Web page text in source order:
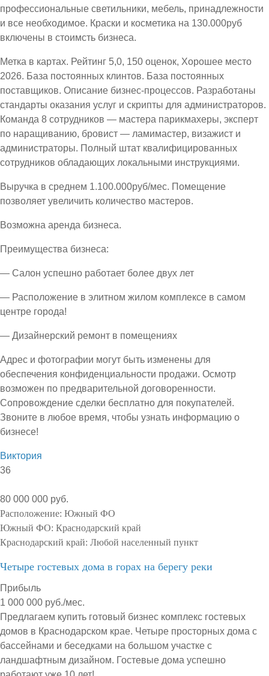
профессиональные светильники, мебель, принадлежности
и все необходимое. Краски и косметика на 130.000руб
включены в стоимсть бизнеса.
Метка в картах. Рейтинг 5,0, 150 оценок, Хорошее место
2026. База постоянных клинтов. База постоянных
поставщиков. Описание бизнес-процессов. Разработаны
стандарты оказания услуг и скрипты для администраторов.
Команда 8 сотрудников — мастера парикмахеры, эксперт
по наращиванию, бровист — ламимастер, визажист и
администраторы. Полный штат квалифицированных
сотрудников обладающих локальными инструкциями.
Выручка в среднем 1.100.000руб/мес. Помещение
позволяет увеличить количество мастеров.
Возможна аренда бизнеса.
Преимущества бизнеса:
— Салон успешно работает более двух лет
— Расположение в элитном жилом комплексе в самом
центре города!
— Дизайнерский ремонт в помещениях
Адрес и фотографии могут быть изменены для
обеспечения конфиденциальности продажи. Осмотр
возможен по предварительной договоренности.
Сопровождение сделки бесплатно для покупателей.
Звоните в любое время, чтобы узнать информацию о
бизнесе!
Виктория
36
80 000 000 руб.
Расположение: Южный ФО
Южный ФО: Краснодарский край
Краснодарский край: Любой населенный пункт
Четыре гостевых дома в горах на берегу реки
Прибыль
1 000 000 руб./мес.
Предлагаем купить готовый бизнес комплекс гостевых
домов в Краснодарском крае. Четыре просторных дома с
бассейнами и беседками на большом участке с
ландшафтным дизайном. Гостевые дома успешно